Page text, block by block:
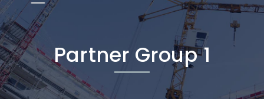
Partner Group 1